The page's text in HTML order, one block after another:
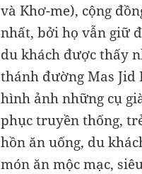
và Khơ-me), cộng
nhất, bởi họ vẫn giữ
du khách được thấy
thánh đường Mas Jid
hình ảnh những cụ
phục truyền thống,
hồn ăn uống, du
món ăn mộc mạc,